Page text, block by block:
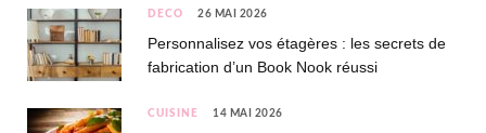
DÉCO 26 MAI 2026
Personnalisez vos étagères : les secrets de
fabrication d’un Book Nook réussi
CUISINE 14 MAI 2026